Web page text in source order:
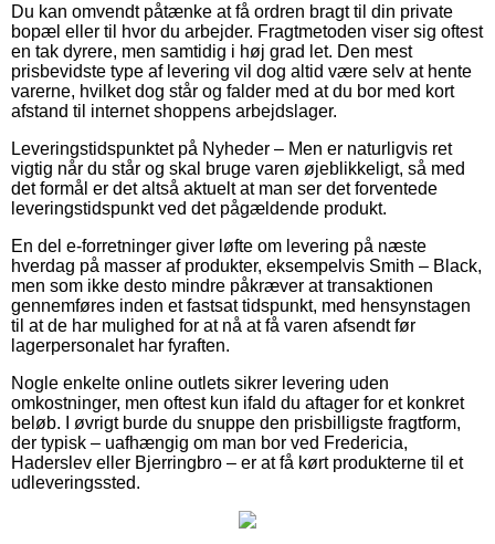
Du kan omvendt påtænke at få ordren bragt til din private
bopæl eller til hvor du arbejder. Fragtmetoden viser sig oftest
en tak dyrere, men samtidig i høj grad let. Den mest
prisbevidste type af levering vil dog altid være selv at hente
varerne, hvilket dog står og falder med at du bor med kort
afstand til internet shoppens arbejdslager.
Leveringstidspunktet på Nyheder – Men er naturligvis ret
vigtig når du står og skal bruge varen øjeblikkeligt, så med
det formål er det altså aktuelt at man ser det forventede
leveringstidspunkt ved det pågældende produkt.
En del e-forretninger giver løfte om levering på næste
hverdag på masser af produkter, eksempelvis Smith – Black,
men som ikke desto mindre påkræver at transaktionen
gennemføres inden et fastsat tidspunkt, med hensynstagen
til at de har mulighed for at nå at få varen afsendt før
lagerpersonalet har fyraften.
Nogle enkelte online outlets sikrer levering uden
omkostninger, men oftest kun ifald du aftager for et konkret
beløb. I øvrigt burde du snuppe den prisbilligste fragtform,
der typisk – uafhængig om man bor ved Fredericia,
Haderslev eller Bjerringbro – er at få kørt produkterne til et
udleveringssted.